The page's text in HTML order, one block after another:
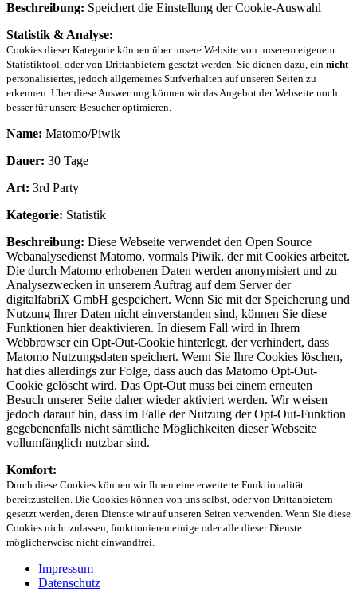
Beschreibung: Speichert die Einstellung der Cookie-Auswahl
Statistik & Analyse:
Cookies dieser Kategorie können über unsere Website von unserem eigenem
Statistiktool, oder von Drittanbietern gesetzt werden. Sie dienen dazu, ein nicht
personalisiertes, jedoch allgemeines Surfverhalten auf unseren Seiten zu
erkennen. Über diese Auswertung können wir das Angebot der Webseite noch
besser für unsere Besucher optimieren.
Name: Matomo/Piwik
Dauer: 30 Tage
Art: 3rd Party
Kategorie: Statistik
Beschreibung: Diese Webseite verwendet den Open Source
Webanalysedienst Matomo, vormals Piwik, der mit Cookies arbeitet.
Die durch Matomo erhobenen Daten werden anonymisiert und zu
Analysezwecken in unserem Auftrag auf dem Server der
digitalfabriX GmbH gespeichert. Wenn Sie mit der Speicherung und
Nutzung Ihrer Daten nicht einverstanden sind, können Sie diese
Funktionen hier deaktivieren. In diesem Fall wird in Ihrem
Webbrowser ein Opt-Out-Cookie hinterlegt, der verhindert, dass
Matomo Nutzungsdaten speichert. Wenn Sie Ihre Cookies löschen,
hat dies allerdings zur Folge, dass auch das Matomo Opt-Out-
Cookie gelöscht wird. Das Opt-Out muss bei einem erneuten
Besuch unserer Seite daher wieder aktiviert werden. Wir weisen
jedoch darauf hin, dass im Falle der Nutzung der Opt-Out-Funktion
gegebenenfalls nicht sämtliche Möglichkeiten dieser Webseite
vollumfänglich nutzbar sind.
Komfort:
Durch diese Cookies können wir Ihnen eine erweiterte Funktionalität
bereitzustellen. Die Cookies können von uns selbst, oder von Drittanbietern
gesetzt werden, deren Dienste wir auf unseren Seiten verwenden. Wenn Sie diese
Cookies nicht zulassen, funktionieren einige oder alle dieser Dienste
möglicherweise nicht einwandfrei.
Impressum
Datenschutz